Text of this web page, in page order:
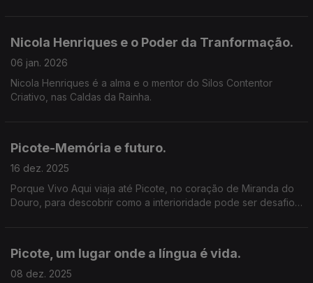
Nicola Henriques e o Poder da Tranformação.
06 jan. 2026
Nicola Henriques é a alma e o mentor do Silos Contentor
Criativo, nas Caldas da Rainha.
Picote-Memória e futuro.
16 dez. 2025
Porque Vivo Aqui viaja até Picote, no coração de Miranda do
Douro, para descobrir como a interioridade pode ser desafio
Picote, um lugar onde a língua é vida.
08 dez. 2025